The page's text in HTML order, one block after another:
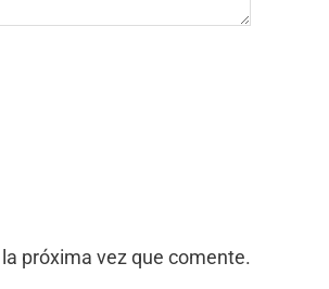
próxima vez que comente.